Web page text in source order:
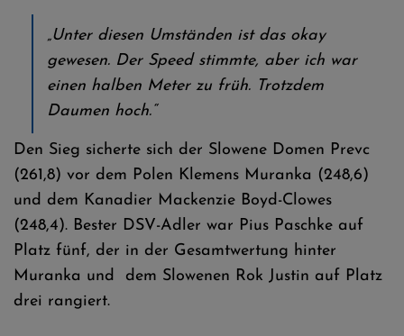
„Unter diesen Umständen ist das okay
gewesen. Der Speed stimmte, aber ich war
einen halben Meter zu früh. Trotzdem
Daumen hoch.“
Den Sieg sicherte sich der Slowene Domen Prevc
(261,8) vor dem Polen Klemens Muranka (248,6)
und dem Kanadier Mackenzie Boyd-Clowes
(248,4). Bester DSV-Adler war Pius Paschke auf
Platz fünf, der in der Gesamtwertung hinter
Muranka und dem Slowenen Rok Justin auf Platz
drei rangiert.